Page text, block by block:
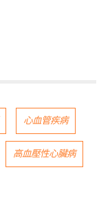
心血管疾病
高血壓性心臟病